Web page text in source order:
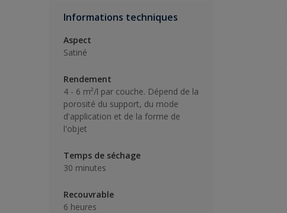
Informations techniques
Aspect
Satiné
Rendement
4 - 6 m²/l par couche. Dépend de la
porosité du support, du mode
d'application et de la forme de
l'objet
Temps de séchage
30 minutes
Recouvrable
6 heures